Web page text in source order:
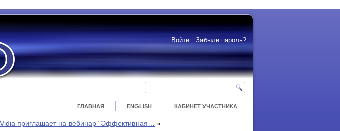
Войти Забыли пароль?
ГЛАВНАЯ ENGLISH КАБИНЕТ УЧАСТНИКА
приглашает на вебинар “Эффективная…
»